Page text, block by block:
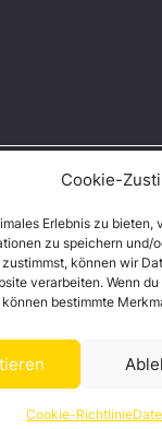
Cookie-
Erlebnis zu
zu speichern und/
können wir
verarbeiten. Wenn
bestimmte
Cookie-Richtlinie